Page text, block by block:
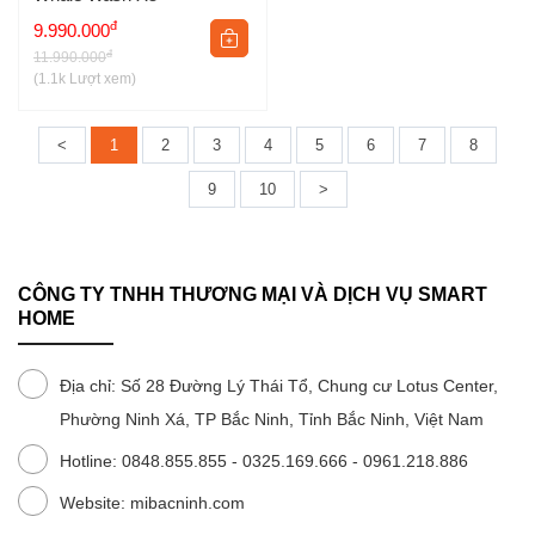
Máy tạo độ ẩm Xiaomi Mijia 3 CJSJSQ02XY Cho
Trải Nghiệm Người Dùng Tuyệt Vời
9.990.000đ
11.990.000đ
(1.1k Lượt xem)
< 1 2 3 4 5 6 7 8
9 10 >
CÔNG TY TNHH THƯƠNG MẠI VÀ DỊCH VỤ SMART
HOME
Địa chỉ: Số 28 Đường Lý Thái Tổ, Chung cư Lotus Center,
Phường Ninh Xá, TP Bắc Ninh, Tỉnh Bắc Ninh, Việt Nam
Hotline: 0848.855.855 - 0325.169.666 - 0961.218.886
Website: mibacninh.com